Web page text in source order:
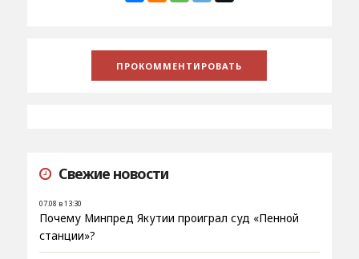
Свежие новости
07.08 в 13:30
Почему Минпред Якутии проиграл суд «Пенной
станции»?